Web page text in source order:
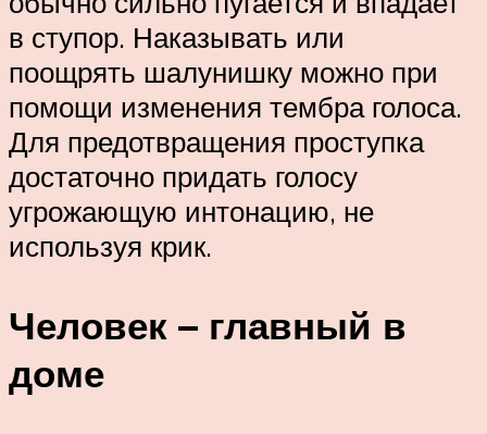
в ступор. Наказывать или
поощрять шалунишку можно при
помощи изменения тембра голоса.
Для предотвращения проступка
достаточно придать голосу
угрожающую интонацию, не
используя крик.
Человек – главный в
доме